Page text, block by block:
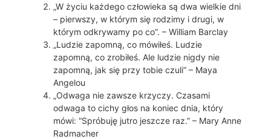
„W życiu każdego człowieka są dwa wielkie dni
– pierwszy, w którym się rodzimy i drugi, w
którym odkrywamy po co”. – William Barclay
„Ludzie zapomną, co mówiłeś. Ludzie
zapomną, co zrobiłeś. Ale ludzie nigdy nie
zapomną, jak się przy tobie czuli” – Maya
Angelou
„Odwaga nie zawsze krzyczy. Czasami
odwaga to cichy głos na koniec dnia, który
mówi: “Spróbuję jutro jeszcze raz.” – Mary Anne
Radmacher